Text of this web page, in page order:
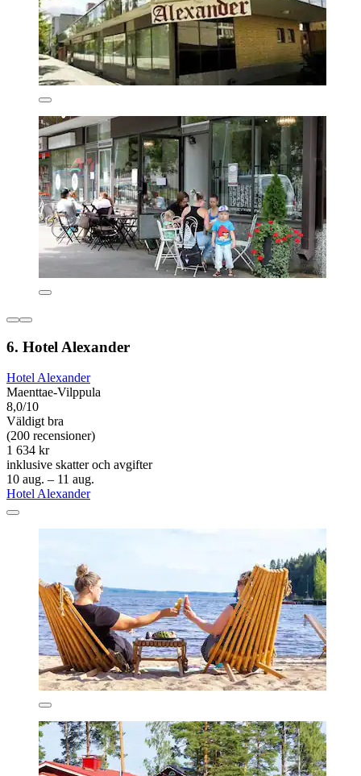
6. Hotel Alexander
Hotel Alexander
Maenttae-Vilppula
8,0/10
Väldigt bra
(200 recensioner)
1 634 kr
inklusive skatter och avgifter
10 aug. – 11 aug.
Hotel Alexander